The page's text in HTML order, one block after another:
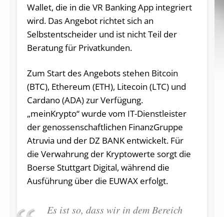
Wallet, die in die VR Banking App integriert
wird. Das Angebot richtet sich an
Selbstentscheider und ist nicht Teil der
Beratung für Privatkunden.
Zum Start des Angebots stehen Bitcoin
(BTC), Ethereum (ETH), Litecoin (LTC) und
Cardano (ADA) zur Verfügung.
„meinKrypto“ wurde vom IT-Dienstleister
der genossenschaftlichen FinanzGruppe
Atruvia und der DZ BANK entwickelt. Für
die Verwahrung der Kryptowerte sorgt die
Boerse Stuttgart Digital, während die
Ausführung über die EUWAX erfolgt.
Es ist so, dass wir in dem Bereich